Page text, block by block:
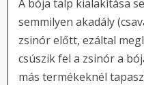
A bója talp kialakítása
semmilyen akadály
zsinór előtt, ezáltal
csúszik fel a zsinór a
más termékeknél